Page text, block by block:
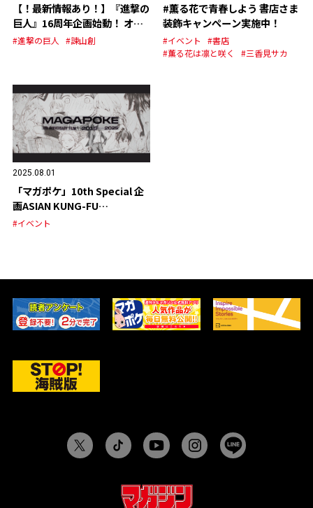
【！最新情報あり！】『進撃の
巨人』16周年企画始動！ オリ
ジナルグッズの発売が決定！
#進撃の巨人 #諫山創
#薫る花で青春しよう 書店さま
装飾キャンペーン実施中！
#イベント
#書店
#薫る花は凛と咲く
#三香見サカ
2025.08.01
「マガポケ」10th Special 企
画ASIAN KUNG-FU
GENERATION スペシャルPV
#イベント